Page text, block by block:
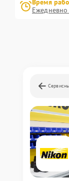
Время